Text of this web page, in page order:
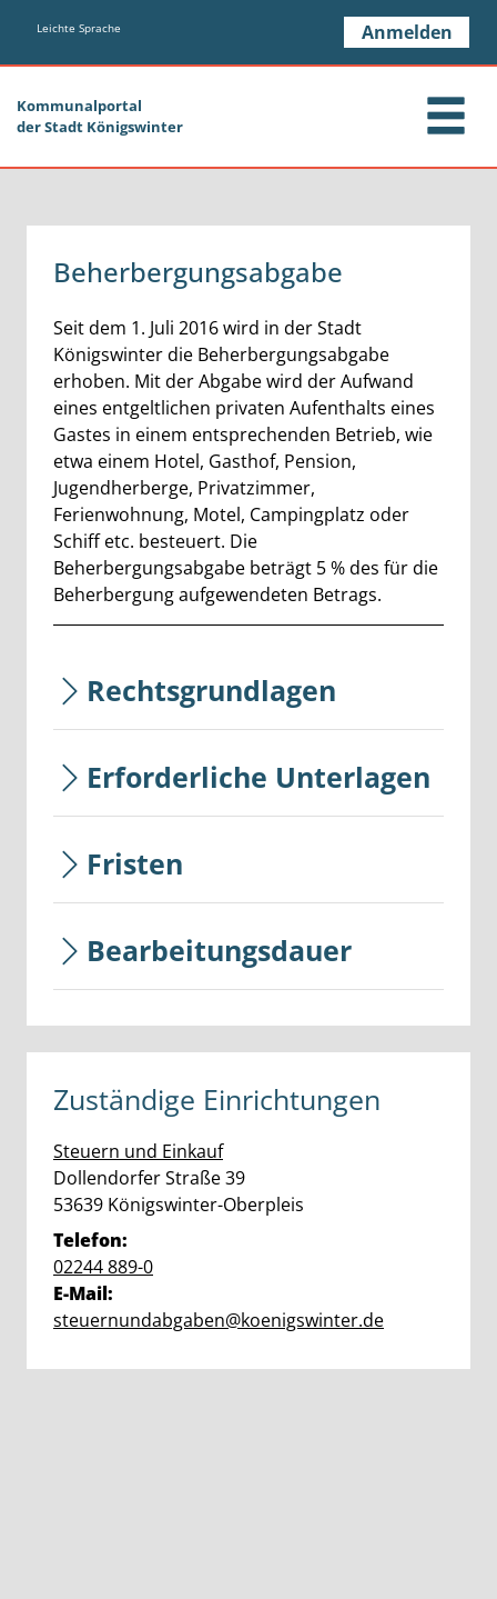
Zum Hauptinhalt springen
Leichte Sprache Anmelden
Kommunalportal
der Stadt Königswinter
Beherbergungsabgabe
Kurzbeschreibung
Seit dem 1. Juli 2016 wird in der Stadt
Königswinter die Beherbergungsabgabe
erhoben. Mit der Abgabe wird der Aufwand
eines entgeltlichen privaten Aufenthalts eines
Gastes in einem entsprechenden Betrieb, wie
etwa einem Hotel, Gasthof, Pension,
Jugendherberge, Privatzimmer,
Ferienwohnung, Motel, Campingplatz oder
Schiff etc. besteuert. Die
Beherbergungsabgabe beträgt 5 % des für die
Beherbergung aufgewendeten Betrags.
Rechtsgrundlagen
Erforderliche Unterlagen
Fristen
Bearbeitungsdauer
Zuständige Einrichtungen
Steuern und Einkauf
Straße:
Dollendorfer StraßeHausnummer:
39
PLZ:
53639 Ort:
Königswinter-Oberpleis
Telefon:
02244 889-0
E-Mail:
steuernundabgaben@koenigswinter.de